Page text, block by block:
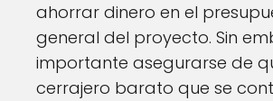
ahorrar dinero en el
general del proyecto. Sin
importante asegurarse de
cerrajero barato que se